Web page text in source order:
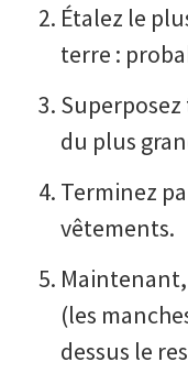
Étalez le
terre :
du plus
Terminez
vêtements.
(les
dessus le